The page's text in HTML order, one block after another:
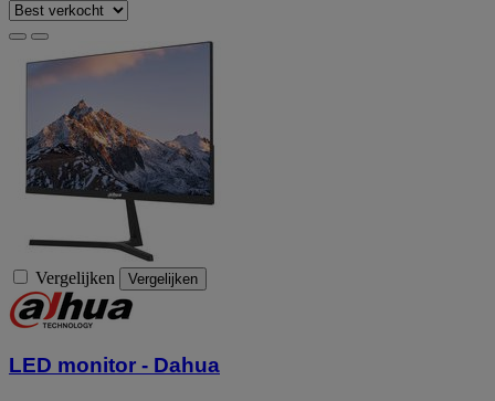
Vergelijken Vergelijken
LED monitor - Dahua